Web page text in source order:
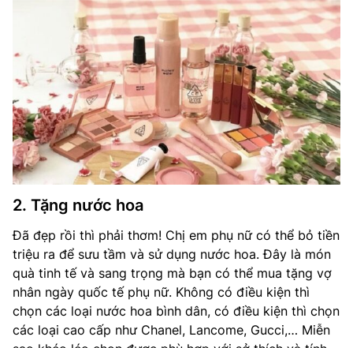
2. Tặng nước hoa
Đã đẹp rồi thì phải thơm! Chị em phụ nữ có thể bỏ tiền
triệu ra để sưu tầm và sử dụng nước hoa. Đây là món
quà tinh tế và sang trọng mà bạn có thể mua tặng vợ
nhân ngày quốc tế phụ nữ. Không có điều kiện thì
chọn các loại nước hoa bình dân, có điều kiện thì chọn
các loại cao cấp như Chanel, Lancome, Gucci,… Miễn